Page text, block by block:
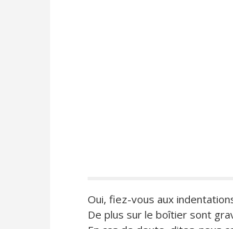
Oui, fiez-vous aux
De plus sur le boîtier sont